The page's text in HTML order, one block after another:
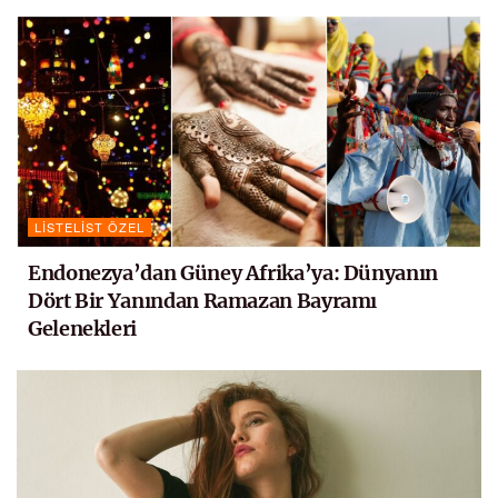
LISTELIST ÖZEL
Endonezya’dan Güney Afrika’ya: Dünyanın
Dört Bir Yanından Ramazan Bayramı
Gelenekleri